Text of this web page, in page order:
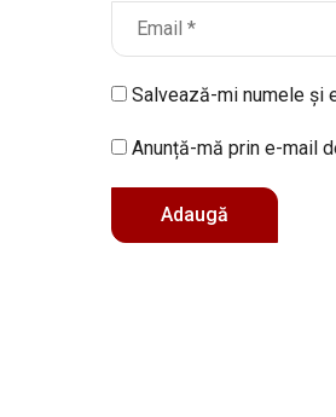
Salvează-mi numele și
Anunță-mă prin e-mail